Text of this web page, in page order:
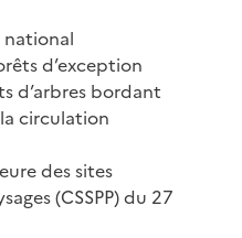
d’exception
d’arbres bordant
circulation
des sites
(CSSPP) du 27